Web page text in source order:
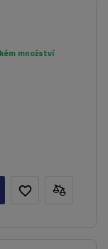
množství